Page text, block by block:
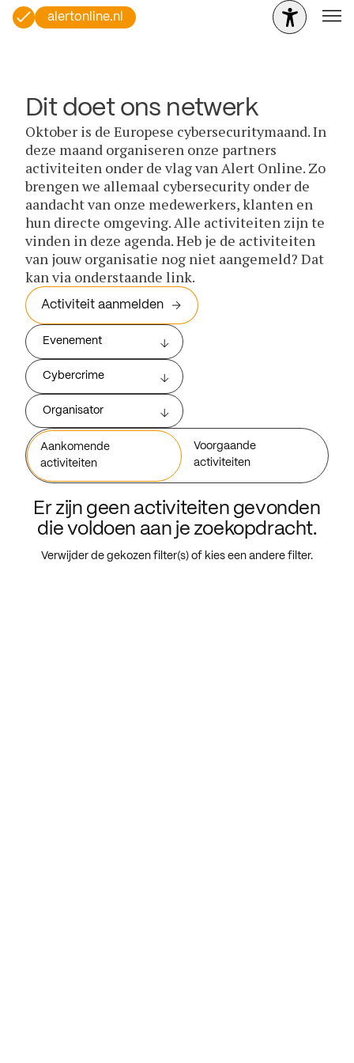
alertonline.nl
Dit doet ons netwerk
Oktober is de Europese cybersecuritymaand. In
deze maand organiseren onze partners
activiteiten onder de vlag van Alert Online. Zo
brengen we allemaal cybersecurity onder de
aandacht van onze medewerkers, klanten en
hun directe omgeving. Alle activiteiten zijn te
vinden in deze agenda. Heb je de activiteiten
van jouw organisatie nog niet aangemeld? Dat
kan via onderstaande link.
Activiteit aanmelden
Evenement
Cybercrime
Organisator
Aankomende
activiteiten
Voorgaande
activiteiten
Er zijn geen activiteiten gevonden
die voldoen aan je zoekopdracht.
Verwijder de gekozen filter(s) of kies een andere filter.